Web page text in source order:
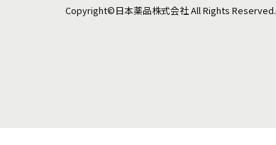
Copyright©日本薬品株式会社 All Rights Reserved.